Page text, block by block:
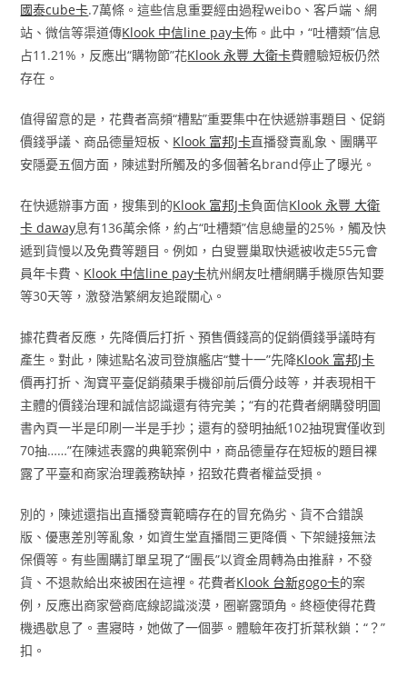
國泰cube卡.7萬條。這些信息重要經由過程weibo、客戶端、網
站、微信等渠道傳Klook 中信line pay卡佈。此中，“吐槽類”信息
占11.21%，反應出“購物節”花Klook 永豐 大衛卡費體驗短板仍然
存在。
值得留意的是，花費者高頻“槽點”重要集中在快遞辦事題目、促銷
價錢爭議、商品德量短板、 Klook 富邦J卡直播發賣亂象、團購平
安隱憂五個方面，陳述對所觸及的多個著名brand停止了曝光。
在快遞辦事方面，搜集到的Klook 富邦J卡負面信Klook 永豐 大衛
卡 daway息有136萬余條，約占“吐槽類”信息總量的25%，觸及快
遞到貨慢以及免費等題目。例如，白叟豐巢取快遞被收走55元會
員年卡費、 Klook 中信line pay卡杭州網友吐槽網購手機原告知要
等30天等，激發浩繁網友追蹤關心。
據花費者反應，先降價后打折、預售價錢高的促銷價錢爭議時有
產生。對此，陳述點名波司登旗艦店“雙十一”先降Klook 富邦J卡
價再打折、淘寶平臺促銷蘋果手機卻前后價分歧等，并表現相干
主體的價錢治理和誠信認識還有待完美；“有的花費者網購發明圖
書內頁一半是印刷一半是手抄；還有的發明抽紙102抽現實僅收到
70抽……”在陳述表露的典範案例中，商品德量存在短板的題目裸
露了平臺和商家治理義務缺掉，招致花費者權益受損。
別的，陳述還指出直播發賣範疇存在的冒充偽劣、貨不合錯誤
版、優惠差別等亂象，如資生堂直播間三更降價、下架鏈接無法
保價等。有些團購訂單呈現了“團長”以資金周轉為由推辭，不發
貨、不退款給出來被困在這裡。花費者Klook 台新gogo卡的案
例，反應出商家營商底線認識淡漠，圈嶄露頭角。終極使得花費
機遇歇息了。晝寢時，她做了一個夢。體驗年夜打折葉秋鎖：“？”
扣。